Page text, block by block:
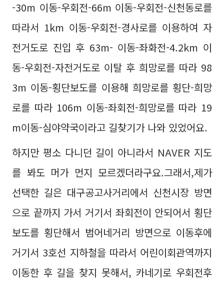
-30m 이동-우회전-66m 이동-우회전-신천동로를
따라서 1km 이동-우회전-경사로를 이용하여 자
전거도로 진입 후 63m- 이동-좌화전-4.2km 이
동-우회전-자전거도로 이탈 후 희망로를 따라 98
3m 이동-횡단보도를 이용해 희망로를 횡단-희망
로를 따라 106m 이동-좌회전-희망로를 따라 19
m이동-심야약국이라고 길찾기가 나와 있었어요.
하지만 평소 다니던 길이 아니라서 NAVER 지도
를 봐도 머가 먼지 모르겠더라구요.그래서,제가
선택한 길은 대구공고사거리에서 신천시장 방면
으로 끝까지 가서 거기서 좌회전이 안되어서 횡단
보도를 횡단해서 범어네거리 방면으로 이동후에
거기서 3호선 지하철을 따라서 어린이회관역까지
이동한 후 길을 찾지 못해서, 카네기로 우회전후